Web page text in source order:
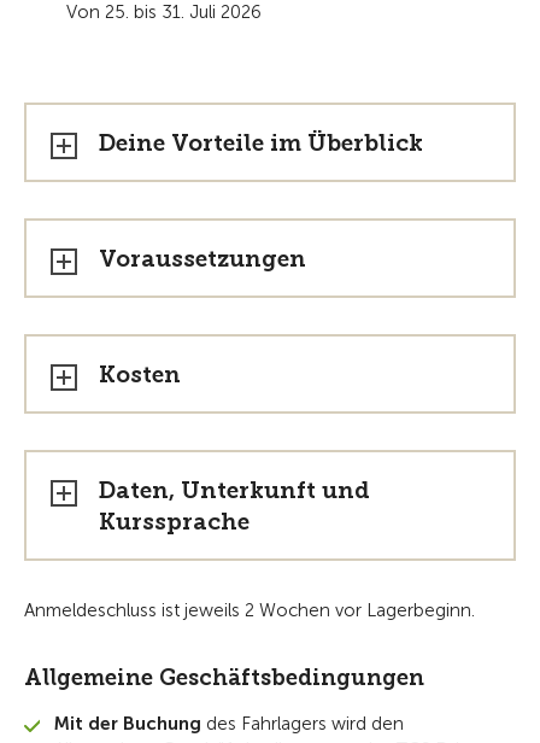
Von 25. bis 31. Juli 2026
Deine Vorteile im Überblick
Voraussetzungen
Kosten
Daten, Unterkunft und
Kurssprache
Anmeldeschluss ist jeweils 2 Wochen vor Lagerbeginn.
Allgemeine Geschäftsbedingungen
Mit der Buchung des Fahrlagers wird den